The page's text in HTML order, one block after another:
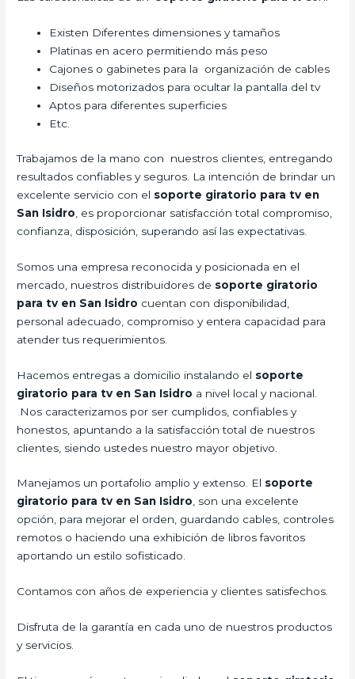
Existen Diferentes dimensiones y tamaños
Platinas en acero permitiendo más peso
Cajones o gabinetes para la organización de cables
Diseños motorizados para ocultar la pantalla del tv
Aptos para diferentes superficies
Etc.
Trabajamos de la mano con nuestros clientes, entregando
resultados confiables y seguros. La intención de brindar un
excelente servicio con el soporte giratorio para tv en
San Isidro , es proporcionar satisfacción total compromiso,
confianza, disposición, superando así las expectativas.
Somos una empresa reconocida y posicionada en el
mercado, nuestros distribuidores de soporte giratorio
para tv en San Isidro cuentan con disponibilidad,
personal adecuado, compromiso y entera capacidad para
atender tus requerimientos.
Hacemos entregas a domicilio instalando el soporte
giratorio para tv en San Isidro a nivel local y nacional.
Nos caracterizamos por ser cumplidos, confiables y
honestos, apuntando a la satisfacción total de nuestros
clientes, siendo ustedes nuestro mayor objetivo.
Manejamos un portafolio amplio y extenso. El soporte
giratorio para tv en San Isidro, son una excelente
opción, para mejorar el orden, guardando cables, controles
remotos o haciendo una exhibición de libros favoritos
aportando un estilo sofisticado.
Contamos con años de experiencia y clientes satisfechos.
Disfruta de la garantía en cada uno de nuestros productos
y servicios.